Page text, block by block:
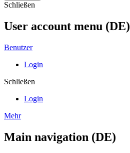
Schließen
User account menu (DE)
Benutzer
Login
Schließen
Login
Mehr
Main navigation (DE)